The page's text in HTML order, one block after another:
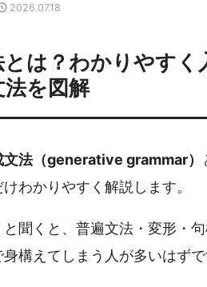
とは？わかりやすく
法を図解
2026.07.18
文法（generative grammar）
わかりやすく解説します。
と聞くと、普遍文法・変形・
構えてしまう人が多いはずで